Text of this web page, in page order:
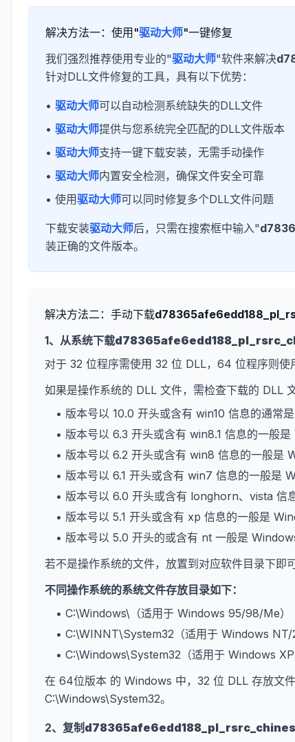
解决方法一：使用"驱动大师"一键修复
我们强烈推荐使用专业的"驱动大师"软件来解决
针对DLL文件修复的工具，具有以下优势：
• 驱动大师可以自动检测系统缺失的DLL文件
• 驱动大师提供与您系统完全匹配的DLL文件版本
• 驱动大师支持一键下载安装，无需手动操作
• 驱动大师内置安全检测，确保文件安全可靠
• 使用驱动大师可以同时修复多个DLL文件问题
下载安装驱动大师后，只需在搜索框中输入"
装正确的文件版本。
解决方法二：手动下载
1、从系统下载
对于 32 位程序需使用 32 位 DLL，64 位程序则
如果是操作系统的 DLL 文件，需检查下载的 DLL
• 版本号以 10.0 开头或含有 win10 信息的通常
• 版本号以 6.3 开头或含有 win8.1 信息的一般是
• 版本号以 6.2 开头或含有 win8 信息的一般是
• 版本号以 6.1 开头或含有 win7 信息的一般是
• 版本号以 6.0 开头或含有 longhorn、vista 信
• 版本号以 5.1 开头或含有 xp 信息的一般是
• 版本号以 5.0 开头的或含有 nt 一般是
若不是操作系统的文件，放置到对应软件目录下即可
不同操作系统的系统文件存放目录如下：
• C:\Windows\（适用于 Windows 95/98/Me）
• C:\WINNT\System32（适用于 Windows NT/
• C:\Windows\System32（适用于 Windows XP
在 64位版本 的 Windows 中，32 位 DLL 存放文
C:\Windows\System32。
2、复制